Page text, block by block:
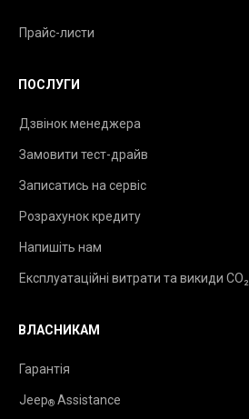
Прайс-листи
ПОСЛУГИ
Дзвінок менеджера
Замовити тест-драйв
Записатись на сервіс
Розрахунок кредиту
Напишіть нам
Експлуатаційні витрати та викиди CO₂
ВЛАСНИКАМ
Гарантія
Jeep® Assistance